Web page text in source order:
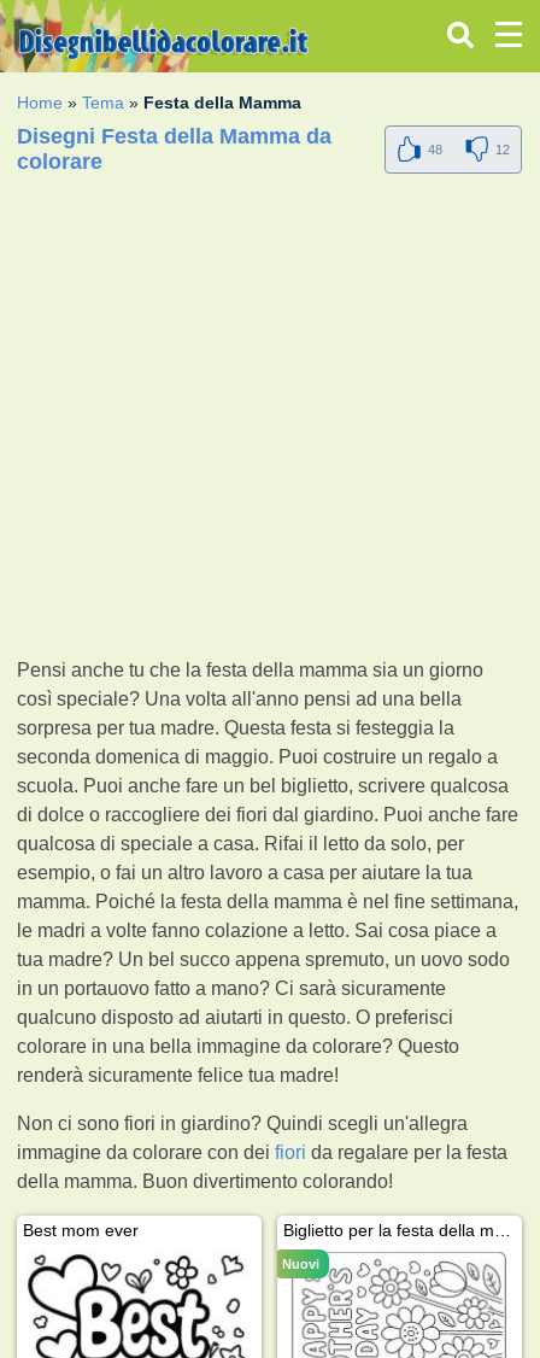
Home »Tema » Festa della Mamma
Disegni Festa della Mamma da
colorare
48 12
Pensi anche tu che la festa della mamma sia un giorno
così speciale? Una volta all'anno pensi ad una bella
sorpresa per tua madre. Questa festa si festeggia la
seconda domenica di maggio. Puoi costruire un regalo a
scuola. Puoi anche fare un bel biglietto, scrivere qualcosa
di dolce o raccogliere dei fiori dal giardino. Puoi anche fare
qualcosa di speciale a casa. Rifai il letto da solo, per
esempio, o fai un altro lavoro a casa per aiutare la tua
mamma. Poiché la festa della mamma è nel fine settimana,
le madri a volte fanno colazione a letto. Sai cosa piace a
tua madre? Un bel succo appena spremuto, un uovo sodo
in un portauovo fatto a mano? Ci sarà sicuramente
qualcuno disposto ad aiutarti in questo. O preferisci
colorare in una bella immagine da colorare? Questo
renderà sicuramente felice tua madre!
Non ci sono fiori in giardino? Quindi scegli un'allegra
immagine da colorare con deifiori da regalare per la festa
della mamma. Buon divertimento colorando!
Best mom ever
Nuovi